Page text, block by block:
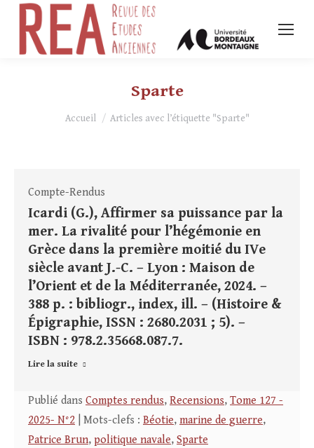
Sparte
Vous êtes ici :
Accueil Articles avec l’étiquette "Sparte"
Compte-Rendus
Icardi (G.), Affirmer sa puissance par la
mer. La rivalité pour l’hégémonie en
Grèce dans la première moitié du IVe
siècle avant J.-C. – Lyon : Maison de
l’Orient et de la Méditerranée, 2024. –
388 p. : bibliogr., index, ill. – (Histoire &
Épigraphie, ISSN : 2680.2031 ; 5). –
ISBN : 978.2.35668.087.7.
Lire la suite
Publié dans Comptes rendus, Recensions, Tome 127 -
2025- N°2 | Mots-clefs : Béotie, marine de guerre,
Patrice Brun, politique navale, Sparte